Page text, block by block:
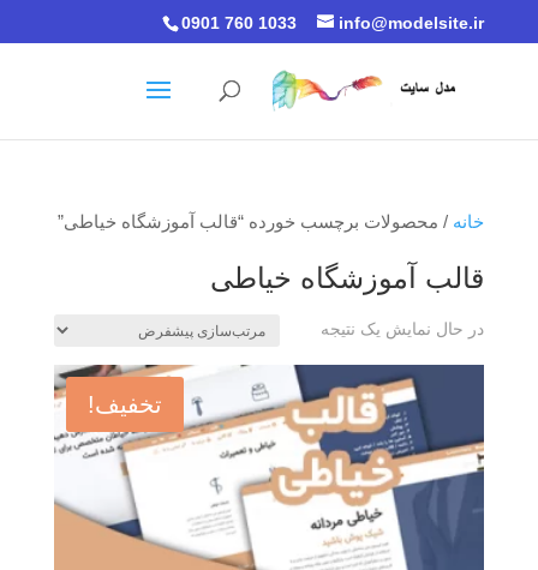
0901 760 1033 info@modelsite.ir
خانه / محصولات برچسب خورده “قالب آموزشگاه خیاطی”
قالب آموزشگاه خیاطی
در حال نمایش یک نتیجه
تخفیف!